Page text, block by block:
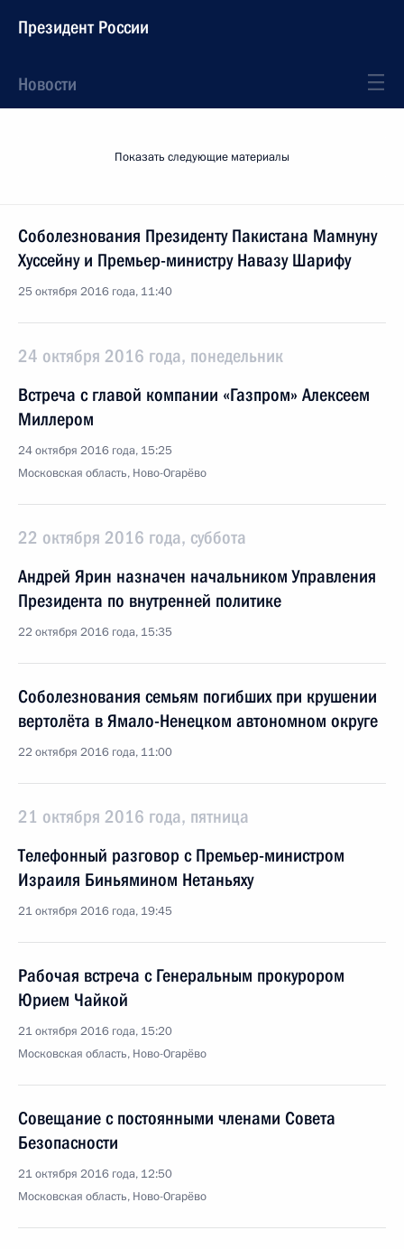
Президент России
Новости
Показать следующие материалы
Соболезнования Президенту Пакистана Мамнуну
Хуссейну и Премьер-министру Навазу Шарифу
25 октября 2016 года, 11:40
24 октября 2016 года, понедельник
Встреча с главой компании «Газпром» Алексеем
Миллером
24 октября 2016 года, 15:25
Московская область, Ново-Огарёво
22 октября 2016 года, суббота
Андрей Ярин назначен начальником Управления
Президента по внутренней политике
22 октября 2016 года, 15:35
Соболезнования семьям погибших при крушении
вертолёта в Ямало-Ненецком автономном округе
22 октября 2016 года, 11:00
21 октября 2016 года, пятница
Телефонный разговор с Премьер-министром
Израиля Биньямином Нетаньяху
21 октября 2016 года, 19:45
Рабочая встреча с Генеральным прокурором
Юрием Чайкой
21 октября 2016 года, 15:20
Московская область, Ново-Огарёво
Совещание с постоянными членами Совета
Безопасности
21 октября 2016 года, 12:50
Московская область, Ново-Огарёво